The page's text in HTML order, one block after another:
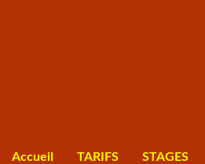
Accueil TARIFS STAGES